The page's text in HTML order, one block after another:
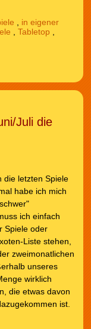
, in eigener
, Tabletop ,
Juli die
die letzten Spiele
habe ich mich
ich einfach
Spiele oder
Liste stehen,
zweimonatlichen
unseres
wirklich
die etwas davon
ist.